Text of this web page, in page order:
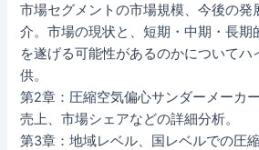
市場セグメントの市場規模、今後の発
介。市場の現状と、短期・中期・長期
を遂げる可能性があるのかについてハ
供。
第2章：圧縮空気偏心サンダーメーカ
売上、市場シェアなどの詳細分析。
第3章：地域レベル、国レベルでの圧